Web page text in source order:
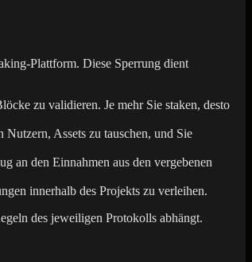
Plattform. Diese Sperrung dient
zu validieren. Je mehr Sie staken, desto
Assets zu tauschen, und Sie
an den Einnahmen aus den vergebenen
innerhalb des Projekts zu verleihen.
des jeweiligen Protokolls abhängt.